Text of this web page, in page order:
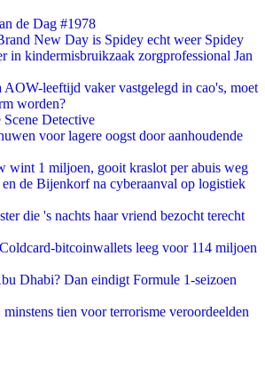
de Dag #1978
New Day is Spidey echt weer Spidey
in kindermisbruikzaak zorgprofessional Jan
leeftijd vaker vastgelegd in cao's, moet
worden?
Detective
voor lagere oogst door aanhoudende
wint 1 miljoen, gooit kraslot per abuis weg
de Bijenkorf na cyberaanval op logistiek
die 's nachts haar vriend bezocht terecht
bitcoinwallets leeg voor 114 miljoen
Dhabi? Dan eindigt Formule 1-seizoen
minstens tien voor terrorisme veroordeelden